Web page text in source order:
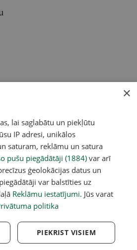
projektu,
3,7
Valkas novads nav
valdības noteiktos finanšu
uzdevumus, norāda FM
×
lai saglabātu un piekļūtu
IP adresi, unikālos
saturam, reklāmu un satura
pušu piegādātāji (1884)var arī
ģeolokācijas datus un
var balstīties uz
Reklāmu iestatījumi. Jūs varat
politika
PIEKRIST VISIEM